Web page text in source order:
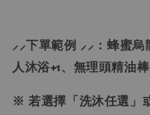
⸝⸝下單範例 ⸝⸝：蜂蜜烏
人沐浴+1、無理頭精
※ 若選擇「洗沐任選」